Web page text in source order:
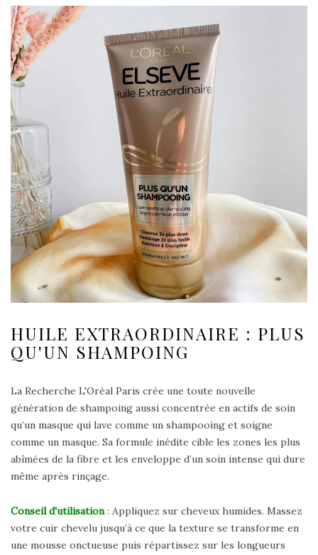
HUILE EXTRAORDINAIRE : PLUS
QU'UN SHAMPOING
La Recherche L'Oréal Paris crée une toute nouvelle
génération de shampoing aussi concentrée en actifs de soin
qu’un masque qui lave comme un shampooing et soigne
comme un masque. Sa formule inédite cible les zones les plus
abîmées de la fibre et les enveloppe d’un soin intense qui dure
même après rinçage.
Conseil d'utilisation: Appliquez sur cheveux humides. Massez
votre cuir chevelu jusqu’à ce que la texture se transforme en
une mousse onctueuse puis répartissez sur les longueurs